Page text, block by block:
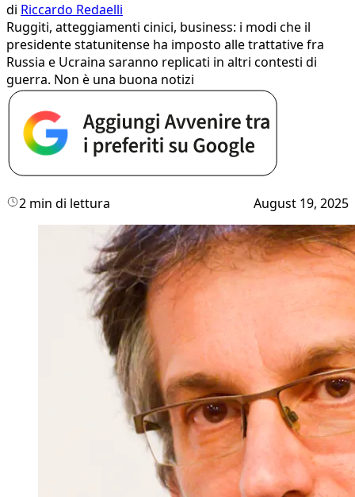
di Riccardo Redaelli
Ruggiti, atteggiamenti cinici, business: i modi che il
presidente statunitense ha imposto alle trattative fra
Russia e Ucraina saranno replicati in altri contesti di
guerra. Non è una buona notizi
2 min di lettura August 19, 2025